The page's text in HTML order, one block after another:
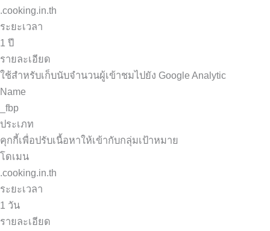
.cooking.in.th
ระยะเวลา
1 ปี
รายละเอียด
ใช้สำหรับเก็บนับจำนวนผู้เข้าชมไปยัง Google Analytic
Name
_fbp
ประเภท
คุกกี้เพื่อปรับเนื้อหาให้เข้ากับกลุ่มเป้าหมาย
โดเมน
.cooking.in.th
ระยะเวลา
1 วัน
รายละเอียด